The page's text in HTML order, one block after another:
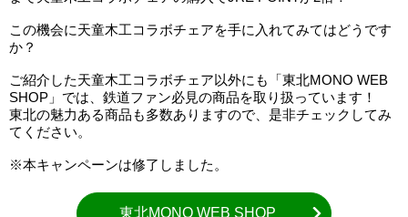
この機会に天童木工コラボチェアを手に入れてみてはどうです
か？
ご紹介した天童木工コラボチェア以外にも「東北MONO WEB
SHOP」では、鉄道ファン必見の商品を取り扱っています！
東北の魅力ある商品も多数ありますので、是非チェックしてみ
てください。
※本キャンペーンは修了しました。
東北MONO WEB SHOP